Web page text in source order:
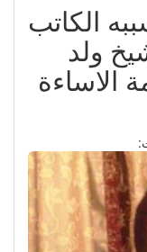
الكاتب
ولد
الاساءة